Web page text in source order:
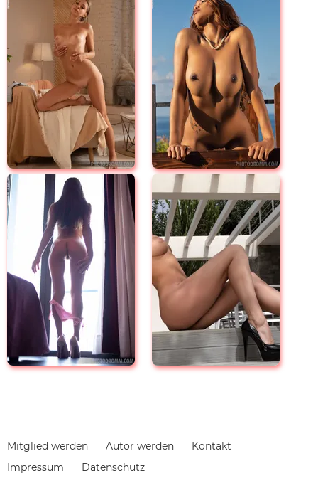
Navigation
überspringen
Mitglied werden Autor werden
Kontakt
Impressum
Datenschutz